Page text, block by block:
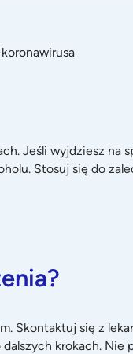
Jeśli wyjdziesz na
Stosuj się do
Skontaktuj się z
krokach. Nie